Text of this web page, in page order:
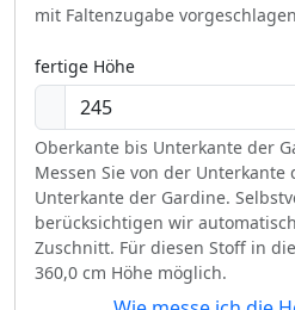
mit Faltenzugabe
fertige Höhe
Oberkante bis Unterkante der
Messen Sie von der Unterkante
Unterkante der Gardine.
berücksichtigen wir
Zuschnitt. Für diesen Stoff in
360,0 cm Höhe möglich.